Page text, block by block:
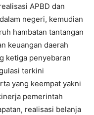
APBD dan
negeri, kemudian
hambatan tantangan
keuangan daerah
ketiga penyebaran
terkini
yang keempat yakni
pemerintah
realisasi belanja